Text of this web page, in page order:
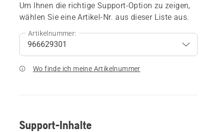
Um Ihnen die richtige Support-Option zu zeigen,
wählen Sie eine Artikel-Nr. aus dieser Liste aus.
Artikelnummer:
Wo finde ich meine Artikelnummer
Support-Inhalte